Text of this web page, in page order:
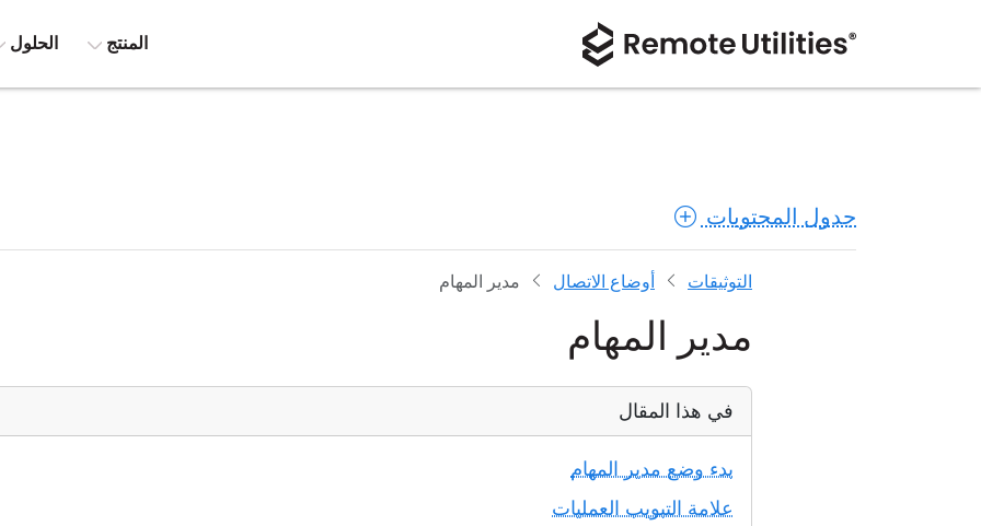
المنتج الحلول
جدول المحتويات
التوثيقات أوضاع الاتصال مدير المهام
مدير المهام
في هذا المقال
بدء وضع مدير المهام
علامة التبويب العمليات